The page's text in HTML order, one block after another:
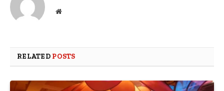
Website
RELATED POSTS